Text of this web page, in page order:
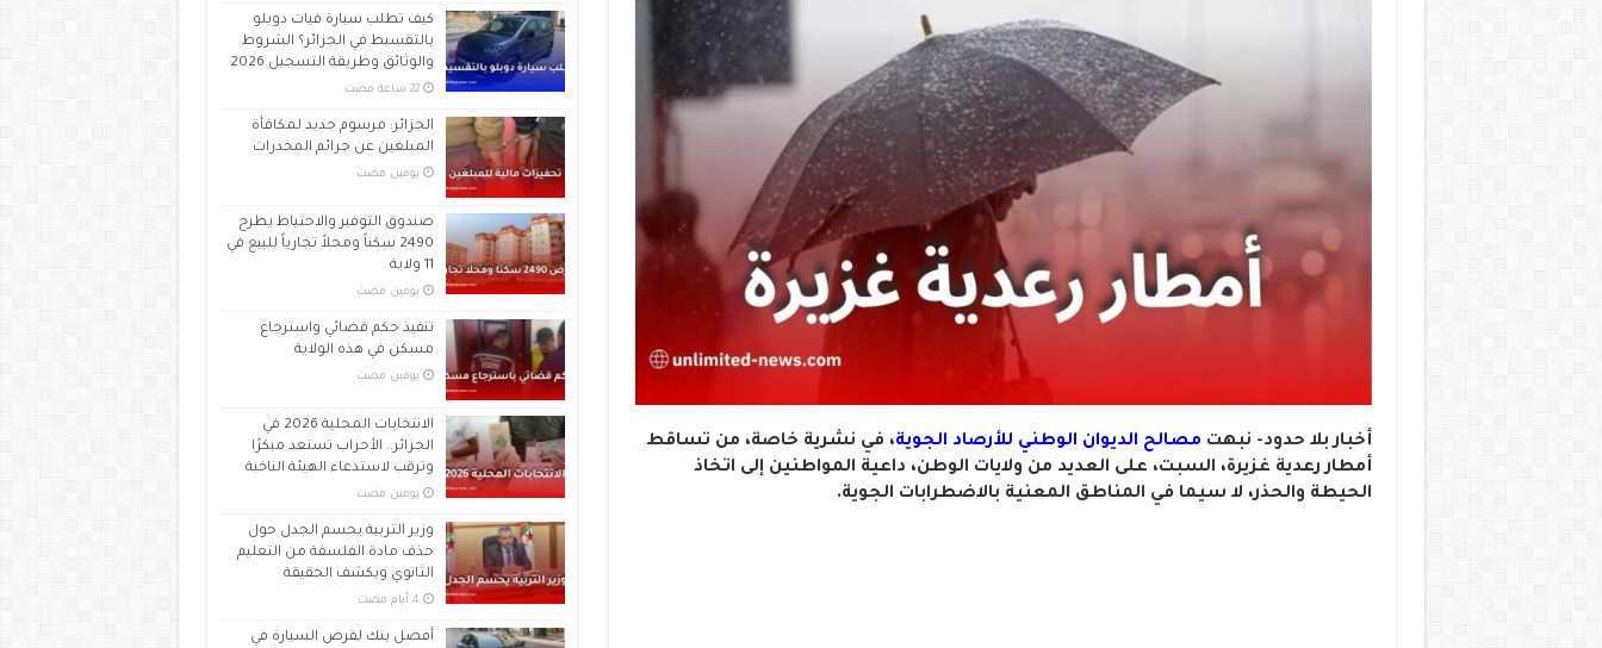
أخبار بلا حدود- نبهت مصالح الديوان الوطني للأرصاد الجوية، في نشرية خاصة، من تساقط
أمطار رعدية غزيرة، السبت، على العديد من ولايات الوطن، داعية المواطنين إلى اتخاذ
الحيطة والحذر، لا سيما في المناطق المعنية بالاضطرابات الجوية.
كيف تطلب سيارة فيات دوبلو
بالتقسيط في الجزائر؟ الشروط
والوثائق وطريقة التسجيل 2026
‏22 ساعة مضت
الجزائر: مرسوم جديد لمكافأة
المبلغين عن جرائم المخدرات
‏يومين مضت
صندوق التوفير والاحتياط يطرح
2490 سكناً ومحلاً تجارياً للبيع في
11 ولاية
‏يومين مضت
تنفيذ حكم قضائي واسترجاع
مسكن في هذه الولاية
‏يومين مضت
الانتخابات المحلية 2026 في
الجزائر.. الأحزاب تستعد مبكرًا
وترقب لاستدعاء الهيئة الناخبة
‏يومين مضت
وزير التربية يحسم الجدل حول
حذف مادة الفلسفة من التعليم
الثانوي ويكشف الحقيقة
أفضل بنك لقرض السيارة في